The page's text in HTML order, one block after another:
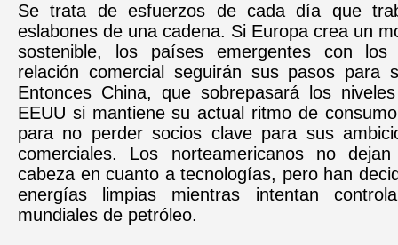
Se trata de esfuerzos de cada día que
eslabones de una cadena. Si Europa crea un
sostenible, los países emergentes con
relación comercial seguirán sus pasos para
Entonces China, que sobrepasará los
EEUU si mantiene su actual ritmo de
para no perder socios clave para sus
comerciales. Los norteamericanos no
cabeza en cuanto a tecnologías, pero han
energías limpias mientras intentan
mundiales de petróleo.